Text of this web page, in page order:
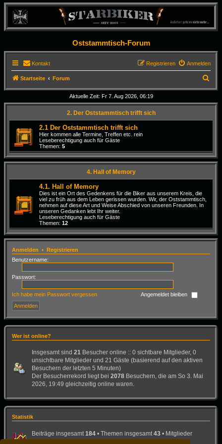
Oststammtisch-Forum
Kontakt Anmelden
Registrieren
Startseite Forum
u
c
Aktuelle Zeit: Fr 7. Aug 2026, 06:19
2. Der Oststammtisch trifft sich
2.1 Der Oststammtisch trifft sich
Hier kommen alle Termine, Treffen etc. rein
Leseberechtigung auch für Gäste
Themen: 5
4. Hall of Memory
4.1. Hall of Memory
Dies ist ein Ort des Gedenkens für die Biker aus unserem Kreis, die
viel zu früh aus dem Leben gerissen wurden. Wir, der Oststammtisch,
nehmen auf diese Art und Weise Abschied von unseren Freunden. In
unseren Gedanken lebt Ihr weiter.
Leseberechtigung auch für Gäste
Themen: 12
Anmelden • Registrieren
Benutzername:
Passwort:
Ich habe mein Passwort vergessen Angemeldet bleiben
Wer ist online?
Insgesamt sind 21 Besucher online :: 0 sichtbare Mitglieder, 0
unsichtbare Mitglieder und 21 Gäste (basierend auf den aktiven
Besuchern der letzten 5 Minuten)
Der Besucherrekord liegt bei 2078 Besuchern, die am So 3. Mai
2026, 19:49 gleichzeitig online waren.
Statistik
Beiträge insgesamt 184 • Themen insgesamt 43 • Mitglieder
insgesamt26• Unser neuestes Mitglied:Bad-Dog